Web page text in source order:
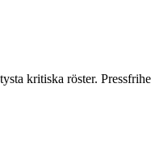
kritiska röster.